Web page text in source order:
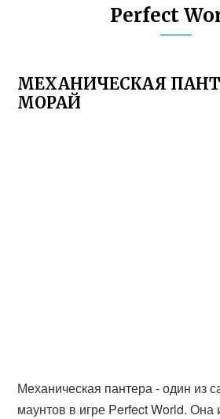
Perfect
МЕХАНИЧЕСКАЯ
МОРАЙ
Механическая пантера - один из
маунтов в игре Perfect World. Она